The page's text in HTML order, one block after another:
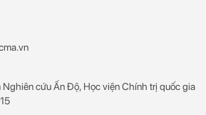
cứu Ấn Độ, Học viện Chính trị quốc gia